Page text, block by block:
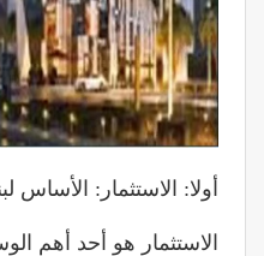
أولا: الاستثمار: الأساس
الاستثمار هو أحد أهم